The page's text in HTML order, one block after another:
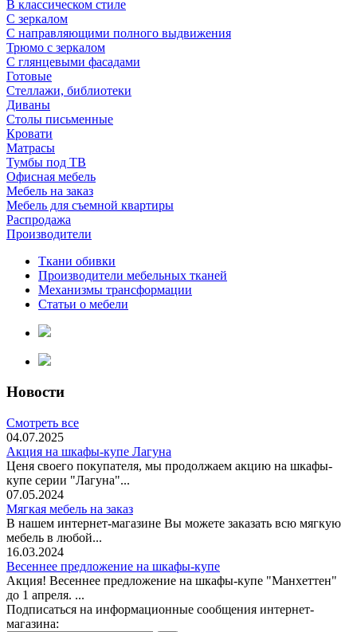
В классическом стиле
С зеркалом
С направляющими полного выдвижения
Трюмо с зеркалом
С глянцевыми фасадами
Готовые
Стеллажи, библиотеки
Диваны
Столы письменные
Кровати
Матрасы
Тумбы под ТВ
Офисная мебель
Мебель на заказ
Мебель для съемной квартиры
Распродажа
Производители
Ткани обивки
Производители мебельных тканей
Механизмы трансформации
Статьи о мебели
Новости
Смотреть все
04.07.2025
Акция на шкафы-купе Лагуна
Ценя своего покупателя, мы продолжаем акцию на шкафы-
купе серии "Лагуна"...
07.05.2024
Мягкая мебель на заказ
В нашем интернет-магазине Вы можете заказать всю мягкую
мебель в любой...
16.03.2024
Весеннее предложение на шкафы-купе
Акция! Весеннее предложение на шкафы-купе "Манхеттен"
до 1 апреля. ...
Подписаться на информационные сообщения интернет-
магазина: